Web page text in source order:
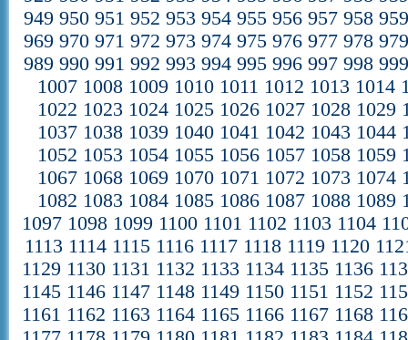
949 950 951 952 953 954 955 956 957 958 959
969 970 971 972 973 974 975 976 977 978 979
989 990 991 992 993 994 995 996 997 998
1007 1008 1009 1010 1011 1012 1013 1014
1022 1023 1024 1025 1026 1027 1028 1029
1037 1038 1039 1040 1041 1042 1043 1044
1052 1053 1054 1055 1056 1057 1058 1059
1067 1068 1069 1070 1071 1072 1073 1074
1082 1083 1084 1085 1086 1087 1088 1089
1097 1098 1099 1100 1101 1102 1103 1104
1113 1114 1115 1116 1117 1118 1119 1120
1129 1130 1131 1132 1133 1134 1135 1136
1145 1146 1147 1148 1149 1150 1151 1152
1161 1162 1163 1164 1165 1166 1167 1168